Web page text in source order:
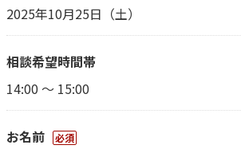
2025年10月25日（土）
相談希望時間帯
14:00 ～ 15:00
お名前 必須